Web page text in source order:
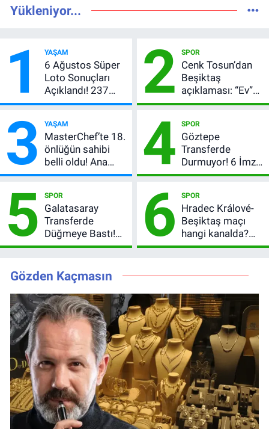
Yükleniyor...
1 YAŞAM
6 Ağustos Süper
Loto Sonuçları
Açıklandı! 237
Milyon TL’lik
2 SPOR
Cenk Tosun’dan
Beşiktaş
açıklaması: “Ev”
dedi, asıl mesajı
verdi
3 YAŞAM
MasterChef’te 18.
önlüğün sahibi
belli oldu! Ana
kadroya giren
oldu?
4 SPOR
Göztepe
Transferde
Durmuyor! 6 İmza
Sonrası Yeni
Oldu
5 SPOR
Galatasaray
Transferde
Düğmeye Bastı!
Leao, Camavinga
Durum
6 SPOR
Hradec Králové-
Beşiktaş maçı
hangi kanalda?
Şifresiz canlı yayın
Gözden Kaçmasın